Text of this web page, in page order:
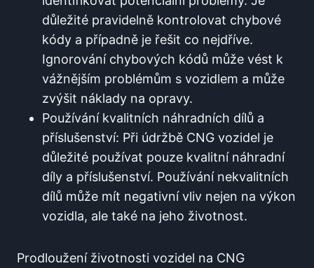
důležité pravidelně kontrolovat chybové
kódy a případně je řešit co nejdříve.
Ignorování chybových kódů může vést k
vážnějším problémům s vozidlem a může
zvýšit náklady na opravy.
Používání kvalitních náhradních dílů a
příslušenství: Při údržbě CNG vozidel je
důležité používat pouze kvalitní náhradní
díly a příslušenství. Používání nekvalitních
dílů může mít negativní vliv nejen na výkon
vozidla, ale také na jeho životnost.
Prodloužení životnosti vozidel na CNG